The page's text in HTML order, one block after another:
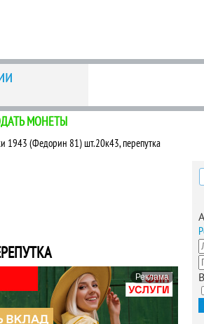
МОНЕТЫ
1943 (Федорин 81) шт.20к43, перепутка
Реклама